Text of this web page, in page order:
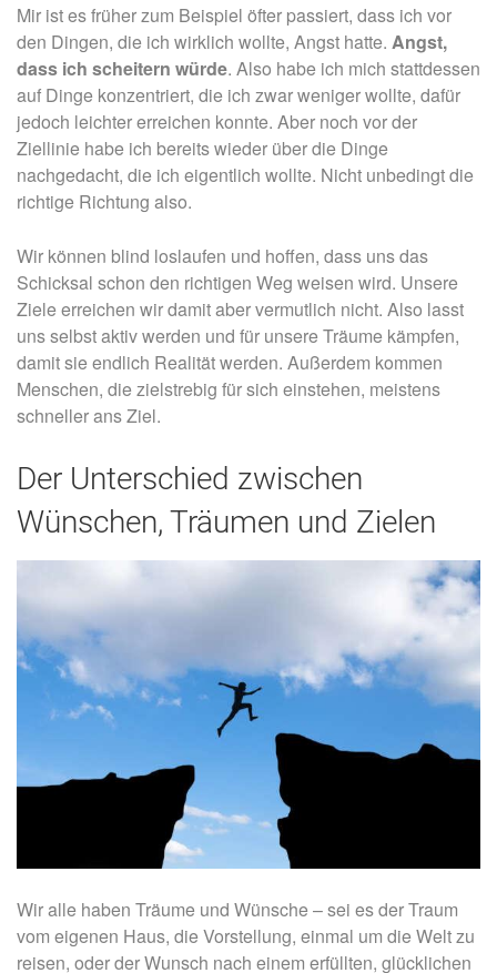
Mir ist es früher zum Beispiel öfter passiert, dass ich vor
den Dingen, die ich wirklich wollte, Angst hatte. Angst,
dass ich scheitern würde. Also habe ich mich stattdessen
auf Dinge konzentriert, die ich zwar weniger wollte, dafür
jedoch leichter erreichen konnte. Aber noch vor der
Ziellinie habe ich bereits wieder über die Dinge
nachgedacht, die ich eigentlich wollte. Nicht unbedingt die
richtige Richtung also.
Wir können blind loslaufen und hoffen, dass uns das
Schicksal schon den richtigen Weg weisen wird. Unsere
Ziele erreichen wir damit aber vermutlich nicht. Also lasst
uns selbst aktiv werden und für unsere Träume kämpfen,
damit sie endlich Realität werden. Außerdem kommen
Menschen, die zielstrebig für sich einstehen, meistens
schneller ans Ziel.
Der Unterschied zwischen
Wünschen, Träumen und Zielen
Wir alle haben Träume und Wünsche – sei es der Traum
vom eigenen Haus, die Vorstellung, einmal um die Welt zu
reisen, oder der Wunsch nach einem erfüllten, glücklichen